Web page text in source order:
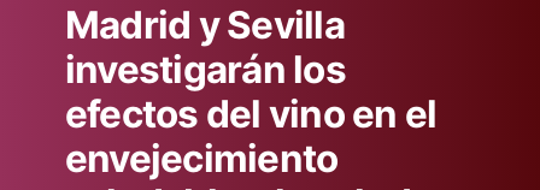
Madrid y Sevilla
investigarán los
efectos del vino en el
envejecimiento